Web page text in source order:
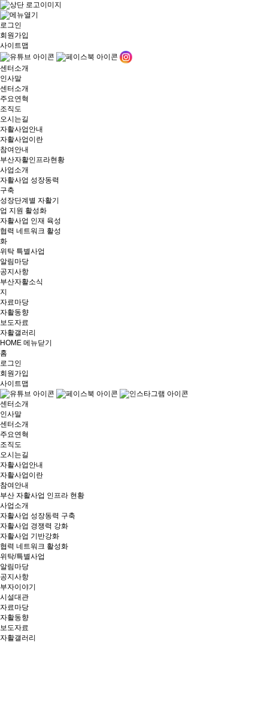
로그인
회원가입
사이트맵
센터소개
인사말
센터소개
주요연혁
조직도
오시는길
자활사업안내
자활사업이란
참여안내
부산자활인프라현황
사업소개
자활사업 성장동력
구축
성장단계별 자활기
업 지원 활성화
자활사업 인재 육성
협력 네트워크 활성
화
위탁 특별사업
알림마당
공지사항
부산자활소식
지
자료마당
자활동향
보도자료
자활갤러리
HOME 메뉴닫기
홈
로그인
회원가입
사이트맵
센터소개
인사말
센터소개
주요연혁
조직도
오시는길
자활사업안내
자활사업이란
참여안내
부산 자활사업 인프라 현황
사업소개
자활사업 성장동력 구축
자활사업 경쟁력 강화
자활사업 기반강화
협력 네트워크 활성화
위탁/특별사업
알림마당
공지사항
부자이야기
시설대관
자료마당
자활동향
보도자료
자활갤러리